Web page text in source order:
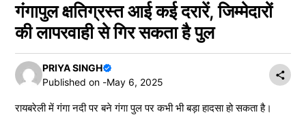
गंगापुल क्षतिग्रस्त आई कई दरारें, जिम्मेदारों
की लापरवाही से गिर सकता है पुल
PRIYA SINGH
Published on -May 6, 2025
रायबरेली में गंगा नदी पर बने गंगा पुल पर कभी भी बड़ा हादसा हो सकता है।